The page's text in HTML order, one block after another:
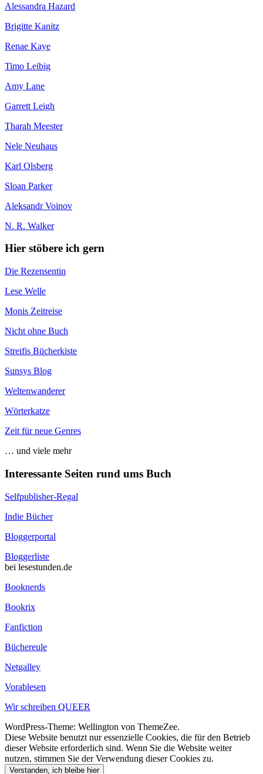
Alessandra Hazard
Brigitte Kanitz
Renae Kaye
Timo Leibig
Amy Lane
Garrett Leigh
Tharah Meester
Nele Neuhaus
Karl Olsberg
Sloan Parker
Aleksandr Voinov
N. R. Walker
Hier stöbere ich gern
Die Rezensentin
Lese Welle
Monis Zeitreise
Nicht ohne Buch
Streifis Bücherkiste
Sunsys Blog
Weltenwanderer
Wörterkatze
Zeit für neue Genres
… und viele mehr
Interessante Seiten rund ums Buch
Selfpublisher-Regal
Indie Bücher
Bloggerportal
Bloggerliste
bei lesestunden.de
Booknerds
Bookrix
Fanfiction
Büchereule
Netgalley
Vorablesen
Wir schreiben QUEER
WordPress-Theme: Wellington von ThemeZee.
Diese Website benutzt nur essenzielle Cookies, die für den Betrieb
dieser Website erforderlich sind. Wenn Sie die Website weiter
nutzen, stimmen Sie der Verwendung dieser Cookies zu.
Verstanden, ich bleibe hier